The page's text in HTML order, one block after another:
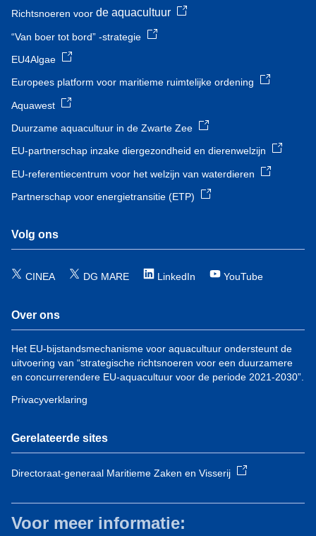
Richtsnoeren voor de aquacultuur
“Van boer tot bord” -strategie
EU4Algae
Europees platform voor maritieme ruimtelijke ordening
Aquawest
Duurzame aquacultuur in de Zwarte Zee
EU-partnerschap inzake diergezondheid en dierenwelzijn
EU-referentiecentrum voor het welzijn van waterdieren
Partnerschap voor energietransitie (ETP)
Volg ons
CINEA DG MARE LinkedIn YouTube
Over ons
Het EU-bijstandsmechanisme voor aquacultuur ondersteunt de
uitvoering van “strategische richtsnoeren voor een duurzamere
en concurrerendere EU-aquacultuur voor de periode 2021-2030”.
Privacyverklaring
Gerelateerde sites
Directoraat-generaal Maritieme Zaken en Visserij
Voor meer informatie: